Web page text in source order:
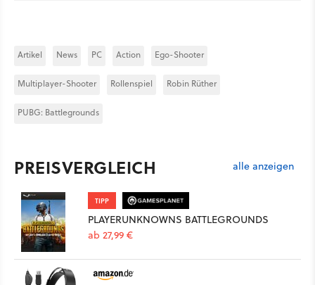
Artikel News PC Action Ego-Shooter
Multiplayer-Shooter Rollenspiel Robin Rüther
PUBG: Battlegrounds
PREISVERGLEICH alle anzeigen
TIPP
PLAYERUNKNOWNS BATTLEGROUNDS
ab 27,99 €